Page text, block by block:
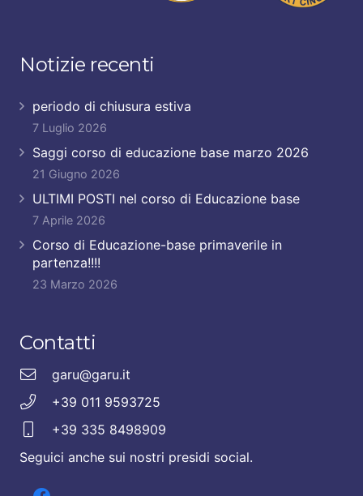
Notizie recenti
periodo di chiusura estiva
7 Luglio 2026
Saggi corso di educazione base marzo 2026
21 Giugno 2026
ULTIMI POSTI nel corso di Educazione base
7 Aprile 2026
Corso di Educazione-base primaverile in
partenza!!!!
23 Marzo 2026
Contatti
garu@garu.it
+39 011 9593725
+39 335 8498909
Seguici anche sui nostri presidi social.